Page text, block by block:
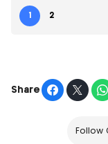
1 2
Share
Follow